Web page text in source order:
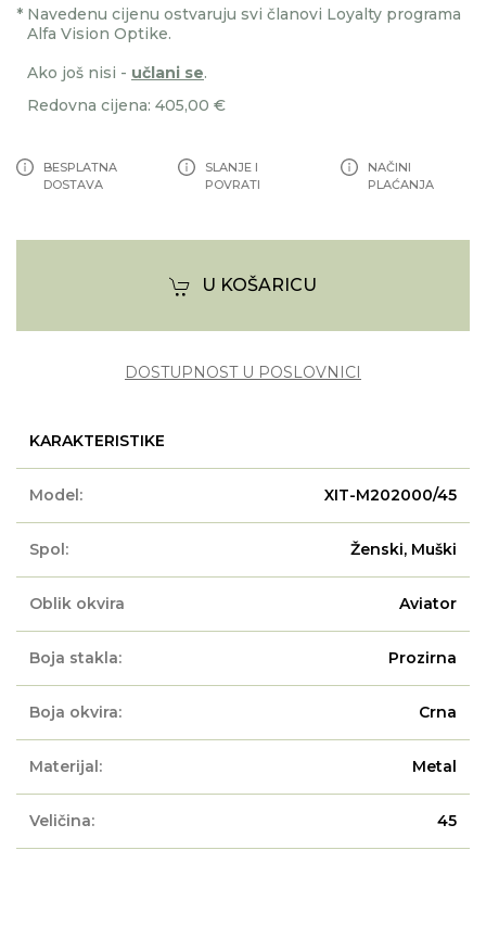
* Navedenu cijenu ostvaruju svi članovi Loyalty programa
Alfa Vision Optike.
Ako još nisi - učlani se.
Redovna cijena: 405,00 €
BESPLATNA
DOSTAVA
SLANJE I
POVRATI
NAČINI
PLAĆANJA
U KOŠARICU
DOSTUPNOST U POSLOVNICI
KARAKTERISTIKE
Model: XIT-M202000/45
Spol: Ženski, Muški
Oblik okvira Aviator
Boja stakla: Prozirna
Boja okvira: Crna
Materijal: Metal
Veličina: 45